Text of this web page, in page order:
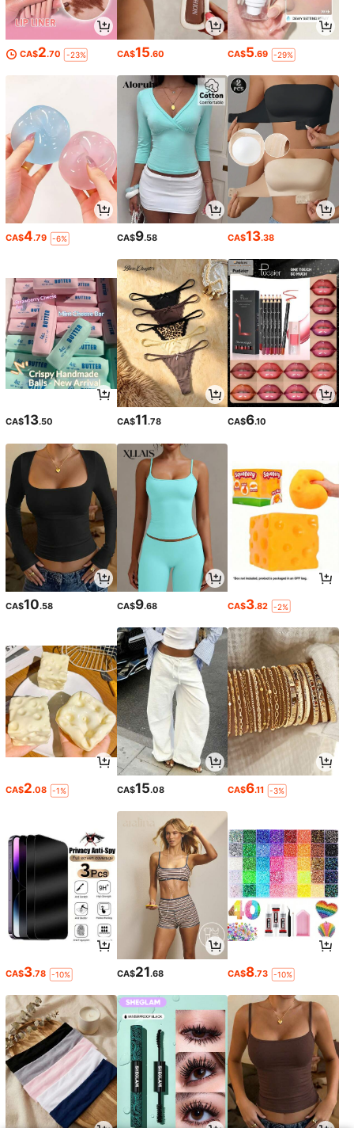
CA$2.70 -23% CA$15.60 CA$5.69 -29%
CA$4.79 -6% CA$9.58 CA$13.38
CA$13.50 CA$11.78 CA$6.10
CA$10.58 CA$9.68 CA$3.82 -2%
CA$2.08 -1% CA$15.08 CA$6.11 -3%
CA$3.78 -10% CA$21.68 CA$8.73 -10%